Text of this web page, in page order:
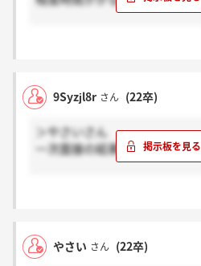
9Syzjl8r さん (22卒)
＞やさいさん
一次面接の結果出たんですか？
やさい さん (22卒)